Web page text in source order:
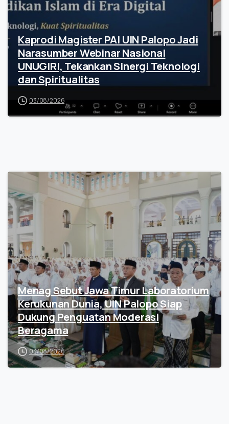
Kaprodi Magister PAI UIN Palopo Jadi
Narasumber Webinar Nasional
UNUGIRI, Tekankan Sinergi Teknologi
dan Spiritualitas
03/08/2026
Menag Sebut Jawa Timur Laboratorium
Kerukunan Dunia, UIN Palopo Siap
Dukung Penguatan Moderasi
Beragama
03/08/2026